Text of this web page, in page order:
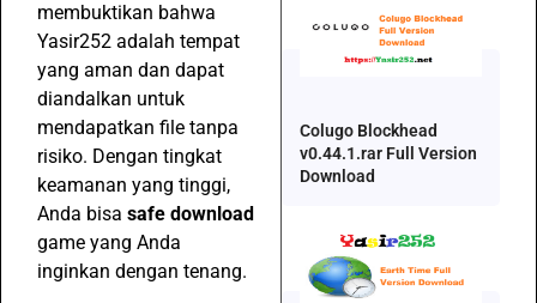
membuktikan bahwa
Yasir252 adalah tempat
yang aman dan dapat
diandalkan untuk
mendapatkan file tanpa
risiko. Dengan tingkat
keamanan yang tinggi,
Anda bisa safe download
game yang Anda
inginkan dengan tenang.
Colugo Blockhead
v0.44.1.rar Full Version
Download